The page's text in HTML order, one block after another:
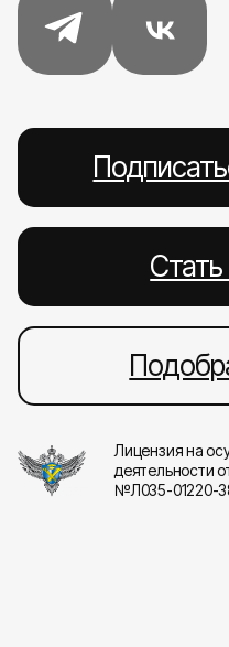
Лицензия на
деятельности
№Л035-01220-